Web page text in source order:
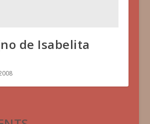
de Isabelita